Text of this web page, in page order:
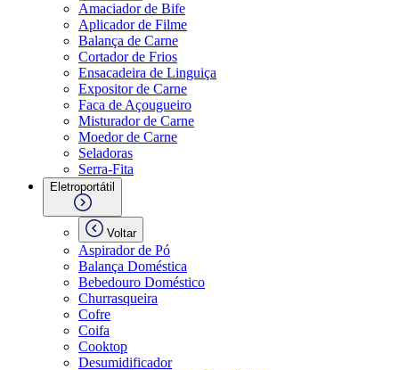
Amaciador de Bife
Aplicador de Filme
Balança de Carne
Cortador de Frios
Ensacadeira de Linguiça
Expositor de Carne
Faca de Açougueiro
Misturador de Carne
Moedor de Carne
Seladoras
Serra-Fita
Eletroportátil
Voltar
Aspirador de Pó
Balança Doméstica
Bebedouro Doméstico
Churrasqueira
Cofre
Coifa
Cooktop
Desumidificador